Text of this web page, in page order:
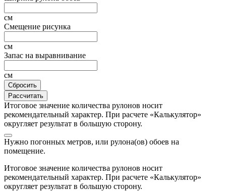
см
Смещение рисунка
см
Запас на выравнивание
см
Сбросить
Рассчитать
Итоговое значение количества рулонов носит
рекомендательный характер. При расчете «Калькулятор»
округляет результат в большую сторону.
Нужно погонных метров, или рулона(ов) обоев на
помещение.
Итоговое значение количества рулонов носит
рекомендательный характер. При расчете «Калькулятор»
округляет результат в большую сторону.